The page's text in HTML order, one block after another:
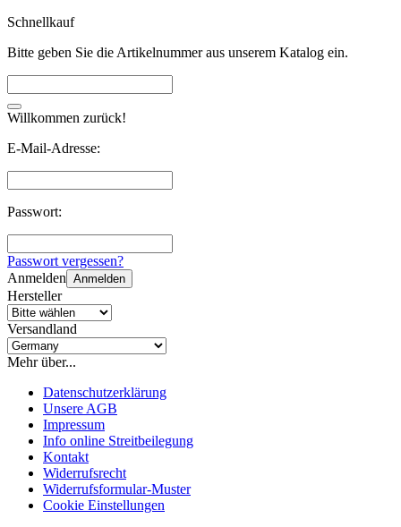
Schnellkauf
Bitte geben Sie die Artikelnummer aus unserem Katalog ein.
Willkommen zurück!
E-Mail-Adresse:
Passwort:
Passwort vergessen?
Anmelden Anmelden
Hersteller
Versandland
Mehr über...
Datenschutzerklärung
Unsere AGB
Impressum
Info online Streitbeilegung
Kontakt
Widerrufsrecht
Widerrufsformular-Muster
Cookie Einstellungen